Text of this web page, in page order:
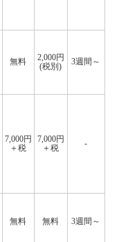
無料
2,000円
(税別)
3週間～
7,000円
＋税
7,000円
＋税
-
無料 無料 3週間～